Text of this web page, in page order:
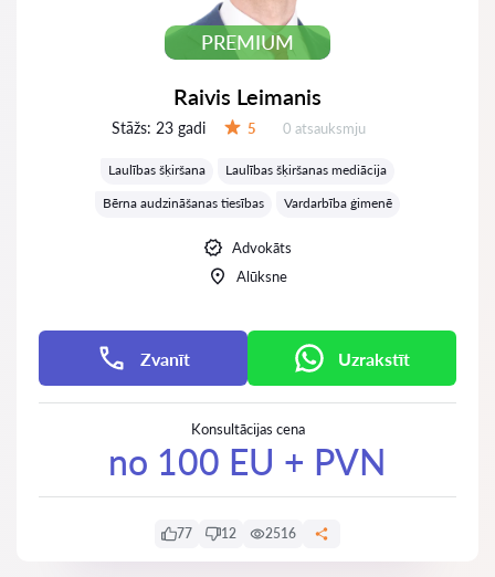
PREMIUM
Raivis Leimanis
Stāžs: 23 gadi 5 Atsauksmes:
0 atsauksmju
Laulības šķiršana
Laulības šķiršanas mediācija
Bērna audzināšanas tiesības
Vardarbība ģimenē
Advokāts
Alūksne
Zvanīt Uzrakstīt
Konsultācijas cena
no 100 EU + PVN
77 12 2516